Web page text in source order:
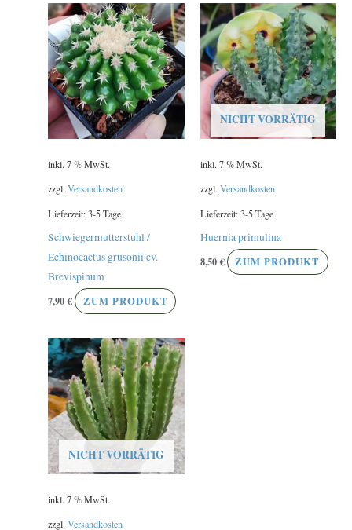
inkl. 7 % MwSt.
zzgl.Versandkosten
Lieferzeit:3-5 Tage
Schwiegermutterstuhl /
Echinocactus grusonii cv.
Brevispinum
7,90€ ZUM PRODUKT
NICHT VORRÄTIG
inkl. 7 % MwSt.
zzgl. Versandkosten
Lieferzeit:3-5 Tage
Huernia primulina
8,50€ ZUM PRODUKT
NICHT VORRÄTIG
inkl. 7 % MwSt.
zzgl.Versandkosten